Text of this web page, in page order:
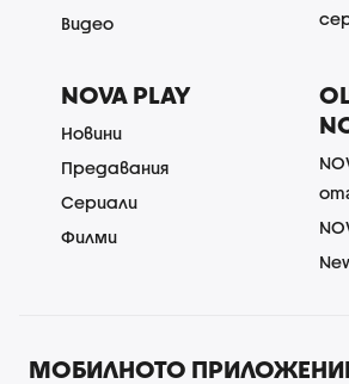
Видео
NOVA PLAY
Новини
Предавания
Сериали
Филми
МОБИЛНОТО ПРИЛОЖЕНИЕ